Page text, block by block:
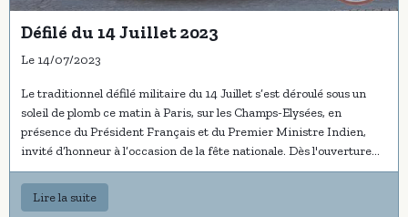
Défilé du 14 Juillet 2023
Le 14/07/2023
Le traditionnel défilé militaire du 14 Juillet s’est déroulé sous un
soleil de plomb ce matin à Paris, sur les Champs-Elysées, en
présence du Président Français et du Premier Ministre Indien,
invité d’honneur à l’occasion de la fête nationale. Dès l'ouverture
du protocole militaire par le passage des avions de la patrouille de
France qui a coloré le ciel des couleurs du drapeau français, le
défilé à pied a été ouvert par les forces armées indiennes, coiffées
Lire la suite